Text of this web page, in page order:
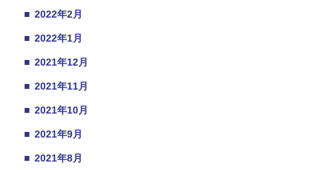
■ 2022年2月
■ 2022年1月
■ 2021年12月
■ 2021年11月
■ 2021年10月
■ 2021年9月
■ 2021年8月